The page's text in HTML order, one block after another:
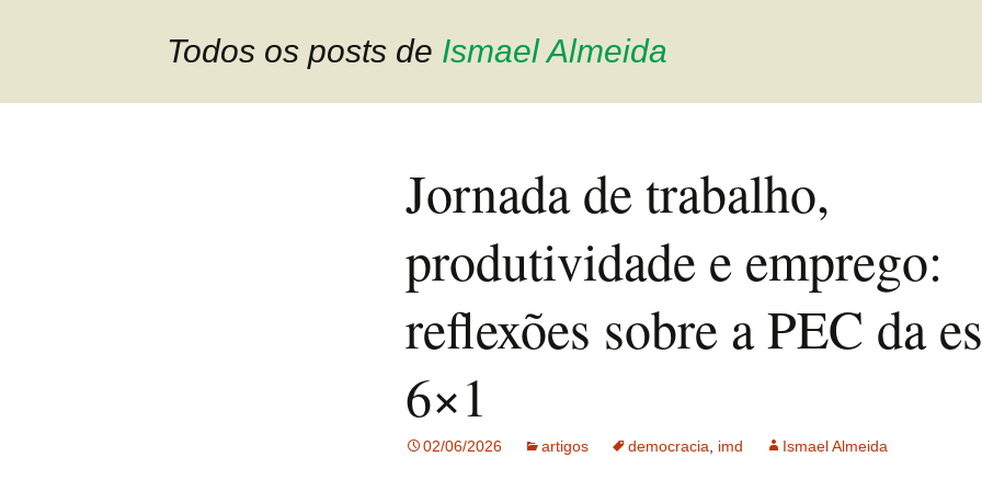
Todos os posts de Ismael Almeida
Jornada de trabalho,
produtividade e emprego:
reflexões sobre a PEC da
6×1
02/06/2026 artigos democracia imd Ismael Almeida